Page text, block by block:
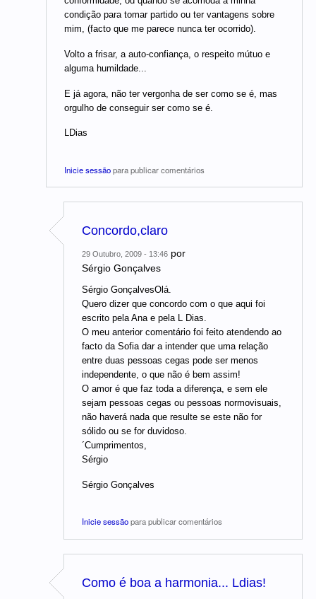
condição para tomar partido ou ter vantagens sobre
mim, (facto que me parece nunca ter ocorrido).
Volto a frisar, a auto-confiança, o respeito mútuo e
alguma humildade...
E já agora, não ter vergonha de ser como se é, mas
orgulho de conseguir ser como se é.
LDias
Inicie sessãopara publicar comentários
Concordo,claro
29 Outubro, 2009 - 13:46 por
Sérgio Gonçalves
Sérgio GonçalvesOlá.
Quero dizer que concordo com o que aqui foi
escrito pela Ana e pela L Dias.
O meu anterior comentário foi feito atendendo ao
facto da Sofia dar a intender que uma relação
entre duas pessoas cegas pode ser menos
independente, o que não é bem assim!
O amor é que faz toda a diferença, e sem ele
sejam pessoas cegas ou pessoas normovisuais,
não haverá nada que resulte se este não for
sólido ou se for duvidoso.
´Cumprimentos,
Sérgio
Sérgio Gonçalves
Inicie sessãopara publicar comentários
Como é boa a harmonia... Ldias!